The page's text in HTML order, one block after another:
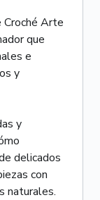
Croché Arte
que
e
y
y
delicados
con
naturales.